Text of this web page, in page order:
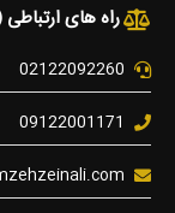
راه های
02122092260
09122001171